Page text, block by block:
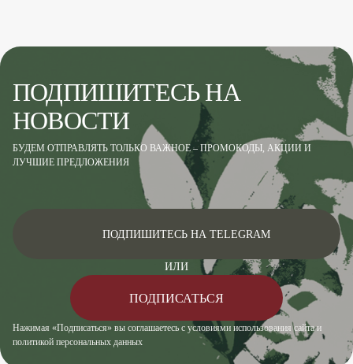
ПОДПИШИТЕСЬ НА
НОВОСТИ
БУДЕМ ОТПРАВЛЯТЬ ТОЛЬКО ВАЖНОЕ – ПРОМОКОДЫ, АКЦИИ И
ЛУЧШИЕ ПРЕДЛОЖЕНИЯ
Нажимая «Подписаться» вы соглашаетесь с условиями использования сайта и
политикой персональных данных
ПОДПИШИТЕСЬ НА TELEGRAM
ИЛИ
ПОДПИСАТЬСЯ